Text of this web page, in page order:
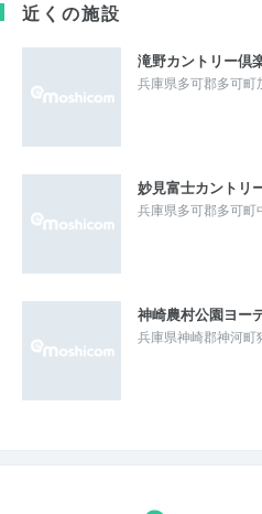
近くの施設
滝野カントリー倶
兵庫県多可郡多可町
妙見富士カントリ
兵庫県多可郡多可町
神崎農村公園ヨー
兵庫県神崎郡神河町